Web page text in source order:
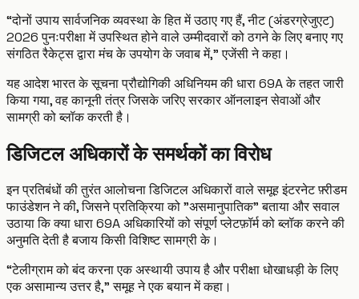
“दोनों उपाय सार्वजनिक व्यवस्था के हित में उठाए गए हैं, नीट (अंडरग्रेजुएट)
2026 पुनःपरीक्षा में उपस्थित होने वाले उम्मीदवारों को ठगने के लिए बनाए गए
संगठित रैकेट्स द्वारा मंच के उपयोग के जवाब में,” एजेंसी ने कहा।
यह आदेश भारत के सूचना प्रौद्योगिकी अधिनियम की धारा 69A के तहत जारी
किया गया, वह कानूनी तंत्र जिसके जरिए सरकार ऑनलाइन सेवाओं और
सामग्री को ब्लॉक करती है।
डिजिटल अधिकारों के समर्थकों का विरोध
इन प्रतिबंधों की तुरंत आलोचना डिजिटल अधिकारों वाले समूह इंटरनेट फ़्रीडम
फाउंडेशन ने की, जिसने प्रतिक्रिया को "असमानुपातिक" बताया और सवाल
उठाया कि क्या धारा 69A अधिकारियों को संपूर्ण प्लेटफ़ॉर्म को ब्लॉक करने की
अनुमति देती है बजाय किसी विशिष्ट सामग्री के।
“टेलीग्राम को बंद करना एक अस्थायी उपाय है और परीक्षा धोखाधड़ी के लिए
एक असामान्य उत्तर है,” समूह ने एक बयान में कहा।